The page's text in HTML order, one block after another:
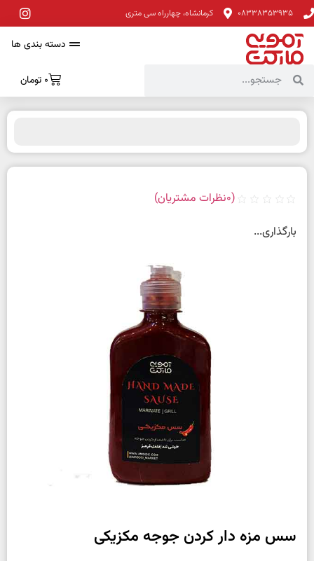
08338353935 کرمانشاه، چهارراه سی متری
دسته بندی ها
0 تومان
(
0نظرات مشتریان)
بارگذاری...
سس مزه دار کردن جوجه مکزیکی